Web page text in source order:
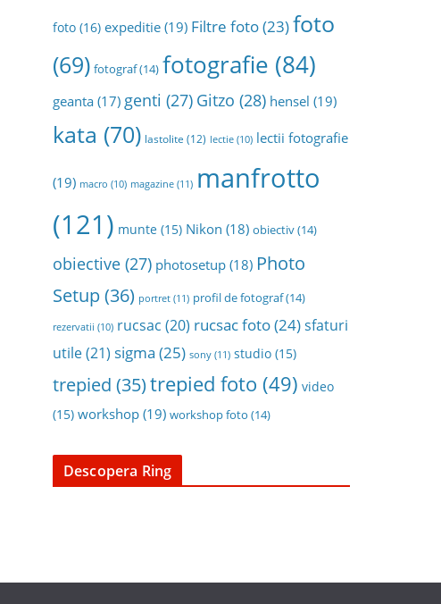
foto (16) expeditie (19) Filtre foto(23)foto
(69) fotograf(14) fotografie (84)
geanta (17) genti (27) Gitzo (28) hensel (19)
kata (70) lastolite (12) lectie (10) lectii fotografie
(19) macro (10) magazine (11) manfrotto
(121) munte (15) Nikon (18) obiectiv(14)
obiective (27) photosetup (18) Photo
Setup(36) portret (11) profil de fotograf(14)
rezervatii (10) rucsac (20) rucsac foto(24)sfaturi
utile(21) sigma (25) sony (11) studio (15)
trepied (35)trepied foto (49) video
(15) workshop (19) workshop foto (14)
Descopera Ring